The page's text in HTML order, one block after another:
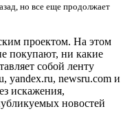
но все еще продолжает
проектом. На этом
покупают, ни какие
собой ленту
yandex.ru, newsru.com и
искажения,
новостей